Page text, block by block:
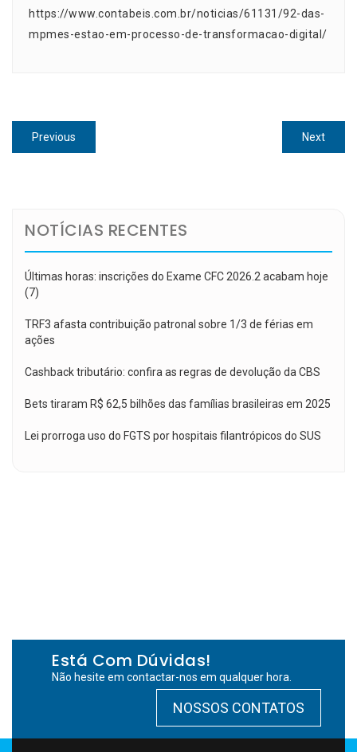
https://www.contabeis.com.br/noticias/61131/92-das-
mpmes-estao-em-processo-de-transformacao-digital/
Navegação
de
Previous
post:
NextNext
post:
NOTÍCIAS RECENTES
Últimas horas: inscrições do Exame CFC 2026.2 acabam hoje
(7)
TRF3 afasta contribuição patronal sobre 1/3 de férias em
ações
Cashback tributário: confira as regras de devolução da CBS
Bets tiraram R$ 62,5 bilhões das famílias brasileiras em 2025
Lei prorroga uso do FGTS por hospitais filantrópicos do SUS
Está Com Dúvidas!
Não hesite em contactar-nos em qualquer hora.
NOSSOS CONTATOS